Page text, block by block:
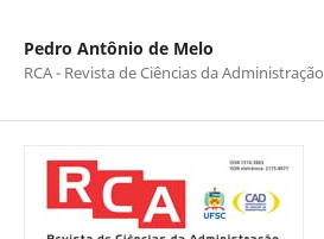
Pedro Antônio de Melo
RCA - Revista de Ciências da Administração